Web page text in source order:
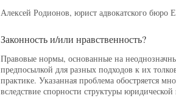
Алексей Родионов, юрист адвокатского бюро
Законность и/или нравственность?
Правовые нормы, основанные на
предпосылкой для разных подходов к их
практике. Указанная проблема обостряется
вследствие спорности структуры